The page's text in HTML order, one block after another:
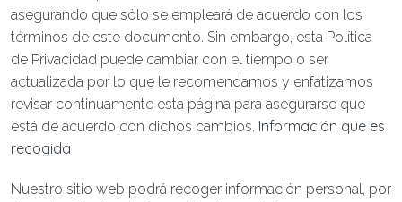
asegurando que sólo se empleará de acuerdo con los
términos de este documento. Sin embargo, esta Política
de Privacidad puede cambiar con el tiempo o ser
actualizada por lo que le recomendamos y enfatizamos
revisar continuamente esta página para asegurarse que
está de acuerdo con dichos cambios. Información que es
recogida
Nuestro sitio web podrá recoger información personal, por